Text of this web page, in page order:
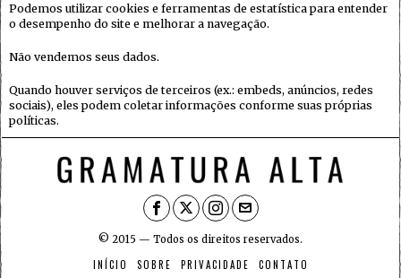
Podemos utilizar cookies e ferramentas de estatística para entender
o desempenho do site e melhorar a navegação.
Não vendemos seus dados.
Quando houver serviços de terceiros (ex.: embeds, anúncios, redes
sociais), eles podem coletar informações conforme suas próprias
políticas.
© 2015 — Todos os direitos reservados.
INÍCIO SOBRE PRIVACIDADE CONTATO